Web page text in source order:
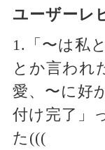
ユーザーレ
1.「〜は私
とか言われ
愛、〜に好
付け完了」
た(((